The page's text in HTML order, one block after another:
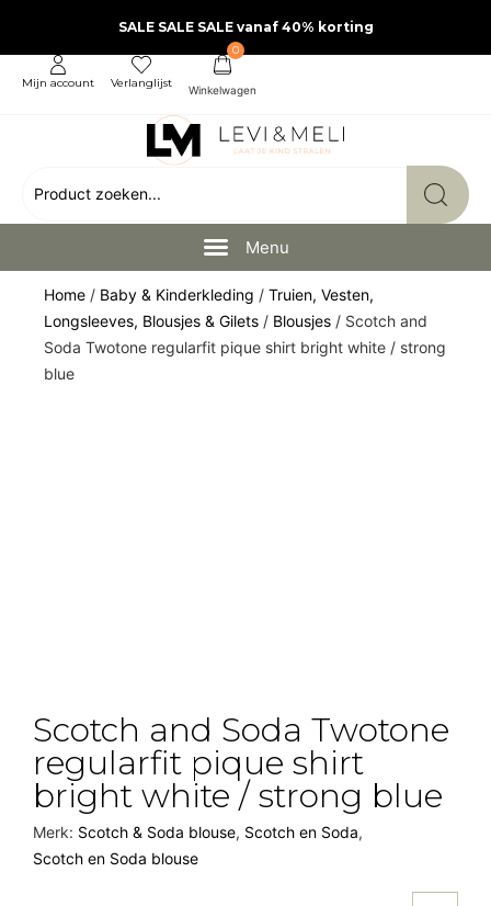
SALE SALE SALE vanaf 40% korting
Mijn account Verlanglijst
0
Home / Baby & Kinderkleding / Truien, Vesten,
Longsleeves, Blousjes & Gilets / Blousjes / Scotch and
Soda Twotone regularfit pique shirt bright white / strong
blue
Scotch and Soda Twotone
regularfit pique shirt
bright white / strong blue
Merk: Scotch & Soda blouse, Scotch en Soda,
Scotch en Soda blouse